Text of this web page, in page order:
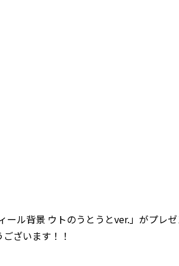
ル背景 ウトのうとうとver.」がプレゼ
ざいます！！